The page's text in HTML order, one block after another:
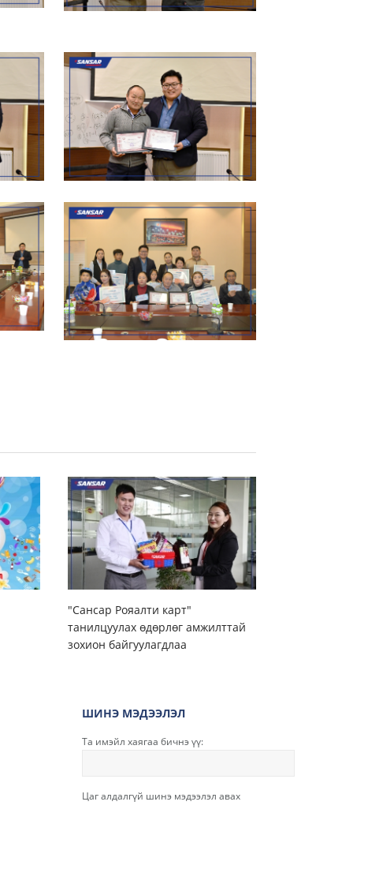
"Сансар Рояалти карт"
танилцуулах өдөрлөг амжилттай
зохион байгуулагдлаа
ШИНЭ МЭДЭЭЛЭЛ
Та имэйл хаягаа бичнэ үү:
Цаг алдалгүй шинэ мэдээлэл авах